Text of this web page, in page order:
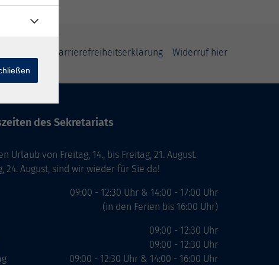
Barrierefreiheitserklärung Widerruf hier
des Sekretariats
Urlaub von Freitag, 14., bis Freitag, 21. August.
24. August, sind wir wieder für Sie da!
09:00 - 12:30 Uhr & 14:00 - 17:00 Uhr
(in den Ferien bis 16:00 Uhr)
09:00 - 12:30 Uhr
09:00 - 12:30 Uhr
09:00 - 12:30 Uhr & 14:00 - 16:00 Uhr